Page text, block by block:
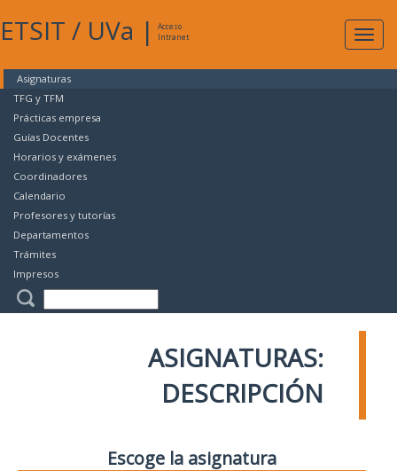
ETSIT / UVa |
Acceso
Intranet
Asignaturas
TFG y TFM
Prácticas empresa
Guías Docentes
Horarios y exámenes
Coordinadores
Calendario
Profesores y tutorías
Departamentos
Trámites
Impresos
ASIGNATURAS:
DESCRIPCIÓN
Escoge la asignatura